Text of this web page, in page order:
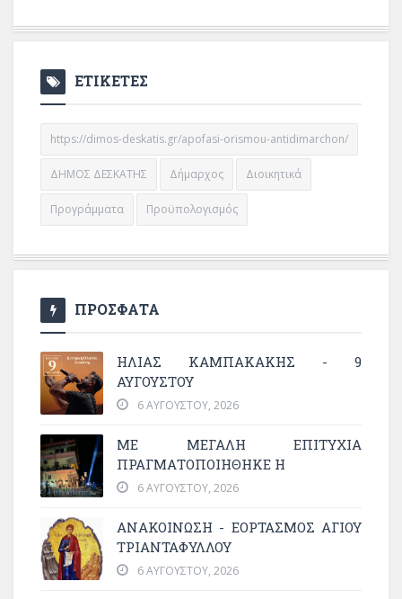
ΕΤΙΚΕΤΕΣ
https://dimos-deskatis.gr/apofasi-orismou-antidimarchon/
ΔΗΜΟΣ ΔΕΣΚΑΤΗΣ Δήμαρχος Διοικητικά
Προγράμματα Προϋπολογισμός
ΠΡΟΣΦΑΤΑ
ΗΛΙΑΣ ΚΑΜΠΑΚΑΚΗΣ - 9
ΑΥΓΟΥΣΤΟΥ
6 ΑΥΓΟΎΣΤΟΥ, 2026
ΜΕ ΜΕΓΆΛΗ ΕΠΙΤΥΧΊΑ
ΠΡΑΓΜΑΤΟΠΟΙΉΘΗΚΕ Η
6 ΑΥΓΟΎΣΤΟΥ, 2026
ΑΝΑΚΟΙΝΩΣΗ - ΕΟΡΤΑΣΜΟΣ ΑΓΙΟΥ
ΤΡΙΑΝΤΑΦΥΛΛΟΥ
6 ΑΥΓΟΎΣΤΟΥ, 2026